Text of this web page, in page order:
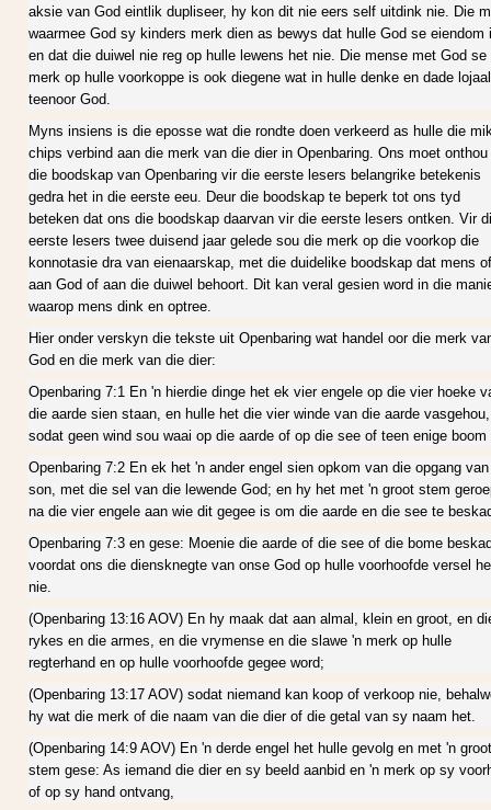
aksie van God eintlik dupliseer, hy kon dit nie eers self uitdink nie. Die
waarmee God sy kinders merk dien as bewys dat hulle God se eiendom
en dat die duiwel nie reg op hulle lewens het nie. Die mense met God se
merk op hulle voorkoppe is ook diegene wat in hulle denke en dade
teenoor God.
Myns insiens is die eposse wat die rondte doen verkeerd as hulle die
chips verbind aan die merk van die dier in Openbaring. Ons moet onthou
die boodskap van Openbaring vir die eerste lesers belangrike betekenis
gedra het in die eerste eeu. Deur die boodskap te beperk tot ons tyd
beteken dat ons die boodskap daarvan vir die eerste lesers ontken. Vir
eerste lesers twee duisend jaar gelede sou die merk op die voorkop die
konnotasie dra van eienaarskap, met die duidelike boodskap dat mens of
aan God of aan die duiwel behoort. Dit kan veral gesien word in die
waarop mens dink en optree.
Hier onder verskyn die tekste uit Openbaring wat handel oor die merk
God en die merk van die dier:
Openbaring 7:1 En 'n hierdie dinge het ek vier engele op die vier hoeke
die aarde sien staan, en hulle het die vier winde van die aarde vasgehou,
sodat geen wind sou waai op die aarde of op die see of teen enige boom
Openbaring 7:2 En ek het 'n ander engel sien opkom van die opgang
son, met die sel van die lewende God; en hy het met 'n groot stem
na die vier engele aan wie dit gegee is om die aarde en die see te
Openbaring 7:3 en gese: Moenie die aarde of die see of die bome
voordat ons die diensknegte van onse God op hulle voorhoofde versel
nie.
(Openbaring 13:16 AOV) En hy maak dat aan almal, klein en groot, en
rykes en die armes, en die vrymense en die slawe 'n merk op hulle
regterhand en op hulle voorhoofde gegee word;
(Openbaring 13:17 AOV) sodat niemand kan koop of verkoop nie,
hy wat die merk of die naam van die dier of die getal van sy naam het.
(Openbaring 14:9 AOV) En 'n derde engel het hulle gevolg en met 'n groot
stem gese: As iemand die dier en sy beeld aanbid en 'n merk op sy
of op sy hand ontvang,